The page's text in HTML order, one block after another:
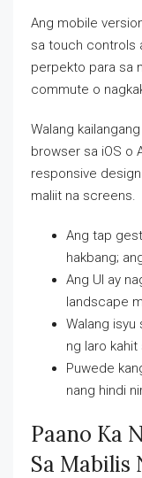
Ang mobile
sa touch controls
perpekto para sa
commute o
Walang
browser sa iOS o
responsive
maliit na screens.
Ang tap
hakbang;
Ang UI ay
landscape
Walang
ng laro
Puwede
nang hindi
Paano Ka
Sa Mabilis